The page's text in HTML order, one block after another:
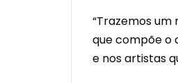
“Trazemos
que compõe o
e nos artistas